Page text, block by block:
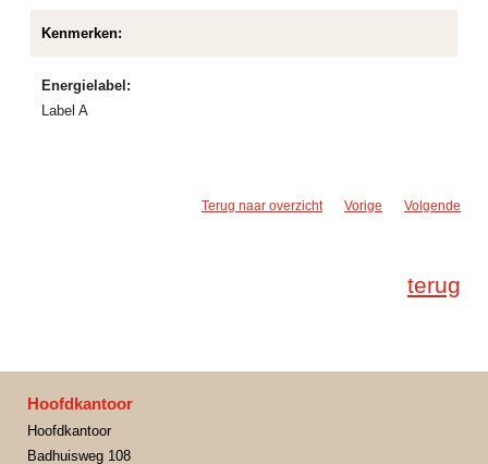
Kenmerken:
Energielabel:
Label A
Terug naar overzicht Vorige Volgende
terug
Hoofdkantoor
Hoofdkantoor
Badhuisweg 108